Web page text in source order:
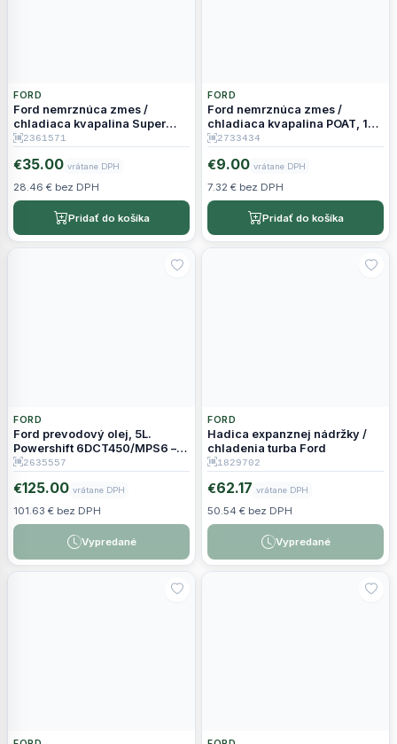
FORD
Ford nemrznúca zmes /
chladiaca kvapalina Super
Plus Premium, 5L –
2361571
€35.00 vrátane DPH
28.46 € bez DPH
Pridať do košíka
FORD
Ford nemrznúca zmes /
chladiaca kvapalina POAT, 1L –
WSSM97B57A1 2733434
2733434
€9.00 vrátane DPH
7.32 € bez DPH
Pridať do košíka
FORD
Ford prevodový olej, 5L.
Powershift 6DCT450/MPS6 –
WSSM2C936A 2635557
2635557
€125.00 vrátane DPH
101.63 € bez DPH
Vypredané
FORD
Hadica expanznej nádržky /
chladenia turba Ford
1829702
€62.17 vrátane DPH
50.54 € bez DPH
Vypredané